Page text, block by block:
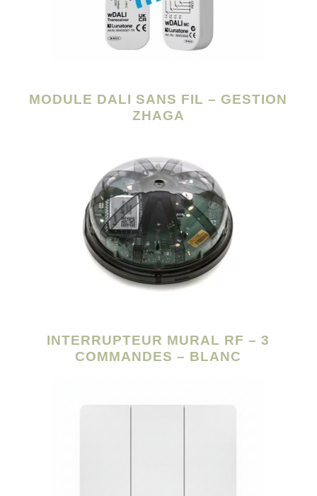
MODULE DALI SANS FIL – GESTION
ZHAGA
INTERRUPTEUR MURAL RF – 3
COMMANDES – BLANC